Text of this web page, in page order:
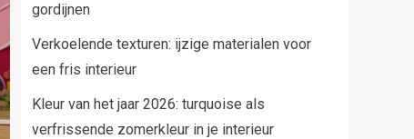
gordijnen
Verkoelende texturen: ijzige materialen voor
een fris interieur
Kleur van het jaar 2026: turquoise als
verfrissende zomerkleur in je interieur